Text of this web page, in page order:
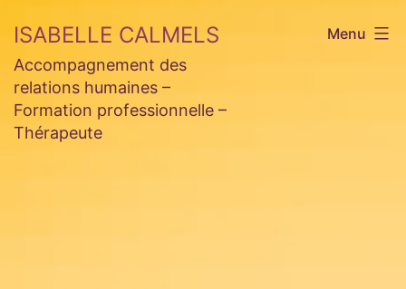
au
contenu
ISABELLE CALMELS
Accompagnement des
relations humaines –
Formation professionnelle –
Thérapeute
Menu